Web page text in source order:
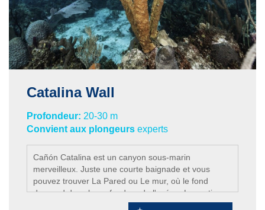
2009, le bateau a disparu de lui-même,
malheureusement, dans un endroit peu profond. De
nombreux experts estiment qu'une tempête majeure
probablement le détruira. Mais pour l'instant, nous
avons une nouvelle épave qui peut être apprécié
même par les nouveaux plongeurs.
Catalina Wall
Profondeur: 20-30 m
Convient aux plongeurs experts
Cañón Catalina est un canyon sous-marin
merveilleux. Juste une courte baignade et vous
pouvez trouver La Pared ou Le mur, où le fond
descend dans la profondeur de l'océan. La partie
inférieure de la paroi montre corail vert et noir, ainsi